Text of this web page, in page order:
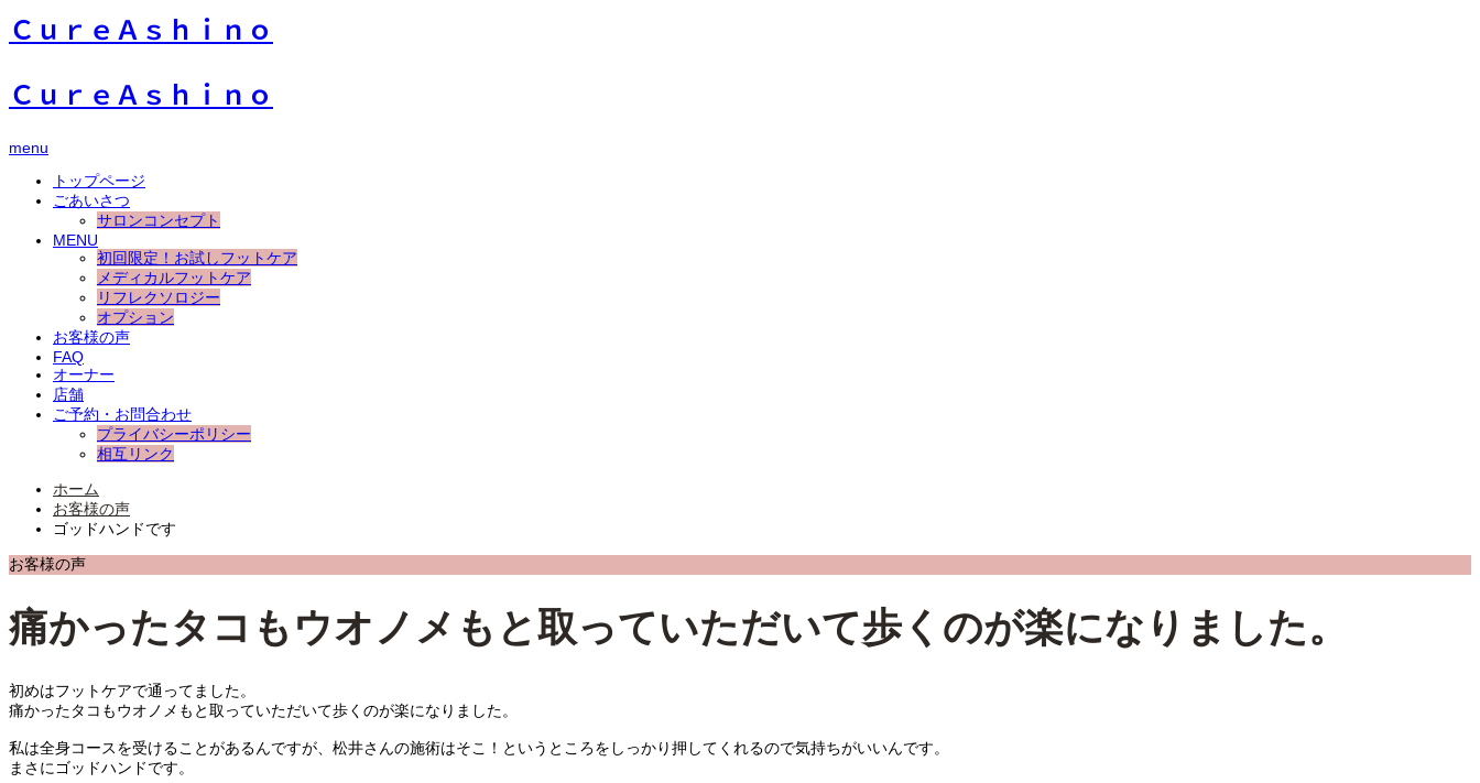
ＣｕｒｅＡｓｈｉｎｏ
ＣｕｒｅＡｓｈｉｎｏ
menu
トップページ
ごあいさつ
サロンコンセプト
MENU
初回限定！お試しフットケア
メディカルフットケア
リフレクソロジー
オプション
お客様の声
FAQ
オーナー
店舗
ご予約・お問合わせ
プライバシーポリシー
相互リンク
ホーム
お客様の声
ゴッドハンドです
お客様の声
痛かったタコもウオノメもと取っていただいて歩くのが楽になりました。
初めはフットケアで通ってました。
痛かったタコもウオノメもと取っていただいて歩くのが楽になりました。
私は全身コースを受けることがあるんですが、松井さんの施術はそこ！というところをしっかり押してくれるので気持ちがいいんです。
まさにゴッドハンドです。